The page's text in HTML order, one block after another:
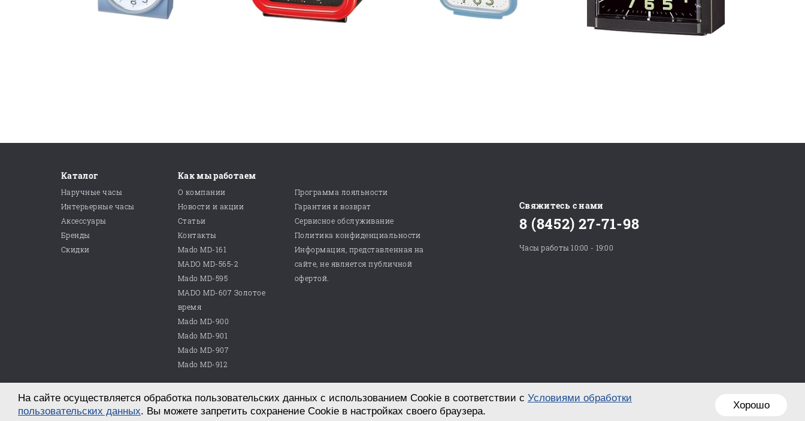
Каталог
Наручные часы
Интерьерные часы
Аксессуары
Бренды
Скидки
Как мы работаем
О компании
Новости и акции
Статьи
Контакты
Mado MD-161
MADO MD-565-2
Mado MD-595
MADO MD-607 Золотое
время
Mado MD-900
Mado MD-901
Mado MD-907
Mado MD-912
Программа лояльности
Гарантия и возврат
Сервисное обслуживание
Политика конфиденциальности
Информация, представленная на
сайте, не является публичной
офертой.
Свяжитесь с нами
8 (8452) 27-71-98
Часы работы 10:00 - 19:00
© 2026 ООО «Магазин часов №10»
г. Саратов, пр. им. Петра Столыпина, д. 25
Разработка сайта в студии «СТРОИМ САЙТ!» Хорошо
На сайте осуществляется обработка пользовательских данных с использованием Cookie в соответствии с Условиями обработки
пользовательских данных. Вы можете запретить сохранение Cookie в настройках своего браузера.